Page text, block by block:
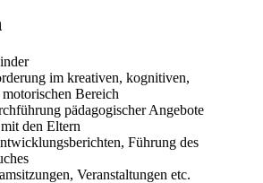
im kreativen, kognitiven,
Bereich
pädagogischer Angebote
den Eltern
Führung des
Veranstaltungen etc.